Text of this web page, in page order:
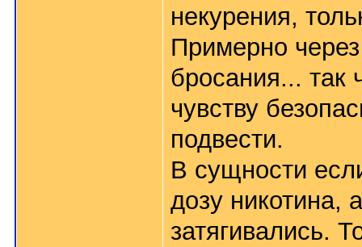
некурения,
Примерно
бросания... так
чувству
подвести.
В сущности
дозу никотина,
затягивались.